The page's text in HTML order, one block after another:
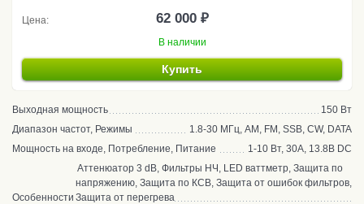
Цена: 62 000 ₽
В наличии
Купить
Выходная мощность
150 Вт
Диапазон частот, Режимы
1.8-30 МГц, AM, FM, SSB, CW, DATA
Мощность на входе, Потребление, Питание
1-10 Вт, 30А, 13.8В DC
Особенности
Аттенюатор 3 dB, Фильтры НЧ, LED ваттметр, Защита по
напряжению, Защита по КСВ, Защита от ошибок фильтров,
Защита от перегрева